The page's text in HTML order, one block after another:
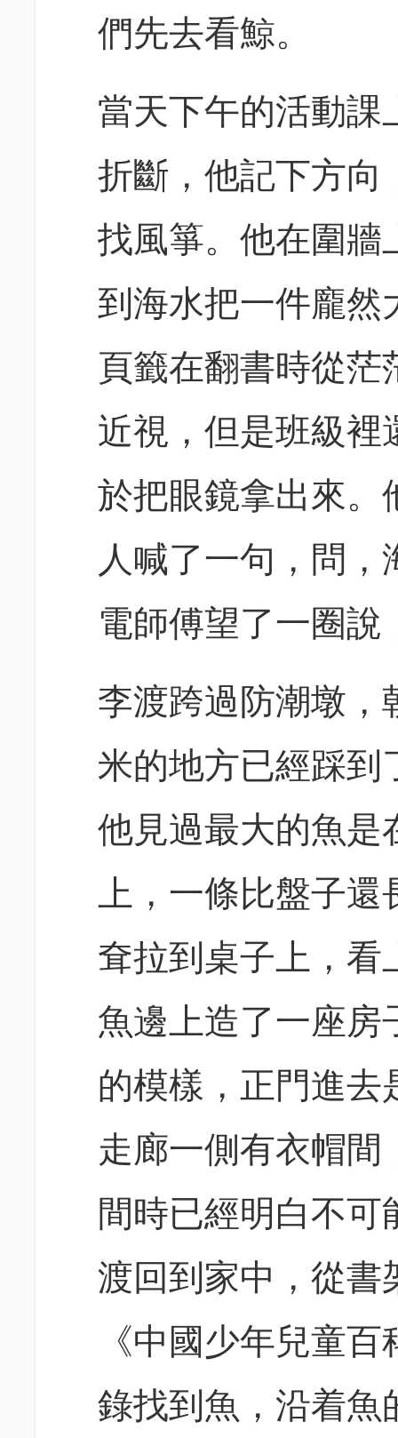
們先去看鯨。
當天下午的活動課
折斷，他記下方向
找風箏。他在圍牆
到海水把一件龐然
頁籤在翻書時從茫
近視，但是班級裡
於把眼鏡拿出來。
人喊了一句，問
電師傅望了一圈說
李渡跨過防潮墩，
米的地方已經踩到
他見過最大的魚是
上，一條比盤子
耷拉到桌子上，看
魚邊上造了一座房
的模樣，正門進去
走廊一側有衣帽間
間時已經明白不
渡回到家中，從書
《中國少年兒童
錄找到魚，沿着魚